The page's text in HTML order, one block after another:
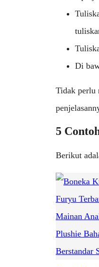
Di
Tidak perlu
5
Berikut